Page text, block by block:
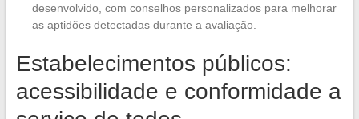
desenvolvido, com conselhos personalizados para melhorar
as aptidões detectadas durante a avaliação.
Estabelecimentos públicos:
acessibilidade e conformidade a